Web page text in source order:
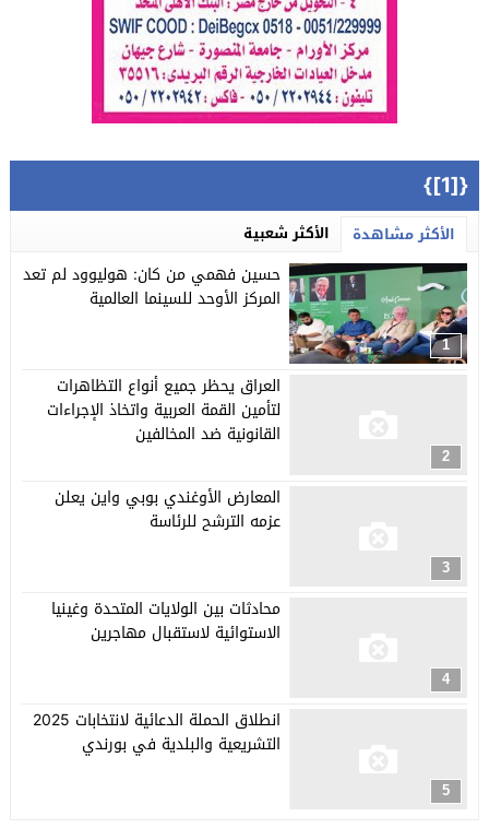
{[1]}
الأكثر مشاهدة الأكثر شعبية
1
حسين فهمي من كان: هوليوود لم تعد
المركز الأوحد للسينما العالمية
2
العراق يحظر جميع أنواع التظاهرات
لتأمين القمة العربية واتخاذ الإجراءات
القانونية ضد المخالفين
3
المعارض الأوغندي بوبي واين يعلن
عزمه الترشح للرئاسة
4
محادثات بين الولايات المتحدة وغينيا
الاستوائية لاستقبال مهاجرين
5
انطلاق الحملة الدعائية لانتخابات 2025
التشريعية والبلدية في بورندي